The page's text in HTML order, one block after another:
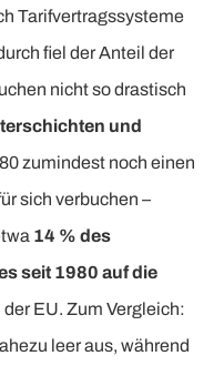
Tarifvertragssysteme
fiel der Anteil der
nicht so drastisch
und
zumindest noch einen
sich verbuchen –
14 % des
seit 1980 auf die
EU. Zum Vergleich:
leer aus, während